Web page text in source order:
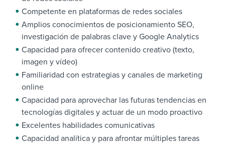
Competente en plataformas de redes sociales
Amplios conocimientos de posicionamiento SEO,
investigación de palabras clave y Google Analytics
Capacidad para ofrecer contenido creativo (texto,
imagen y vídeo)
Familiaridad con estrategias y canales de marketing
online
Capacidad para aprovechar las futuras tendencias en
tecnologías digitales y actuar de un modo proactivo
Excelentes habilidades comunicativas
Capacidad analítica y para afrontar múltiples tareas